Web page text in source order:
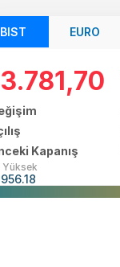
BIST EURO
Kapanış
Yüksek